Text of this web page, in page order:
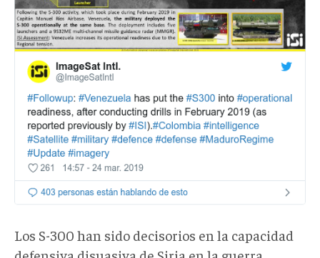
Los S-300 han sido decisorios en la capacidad